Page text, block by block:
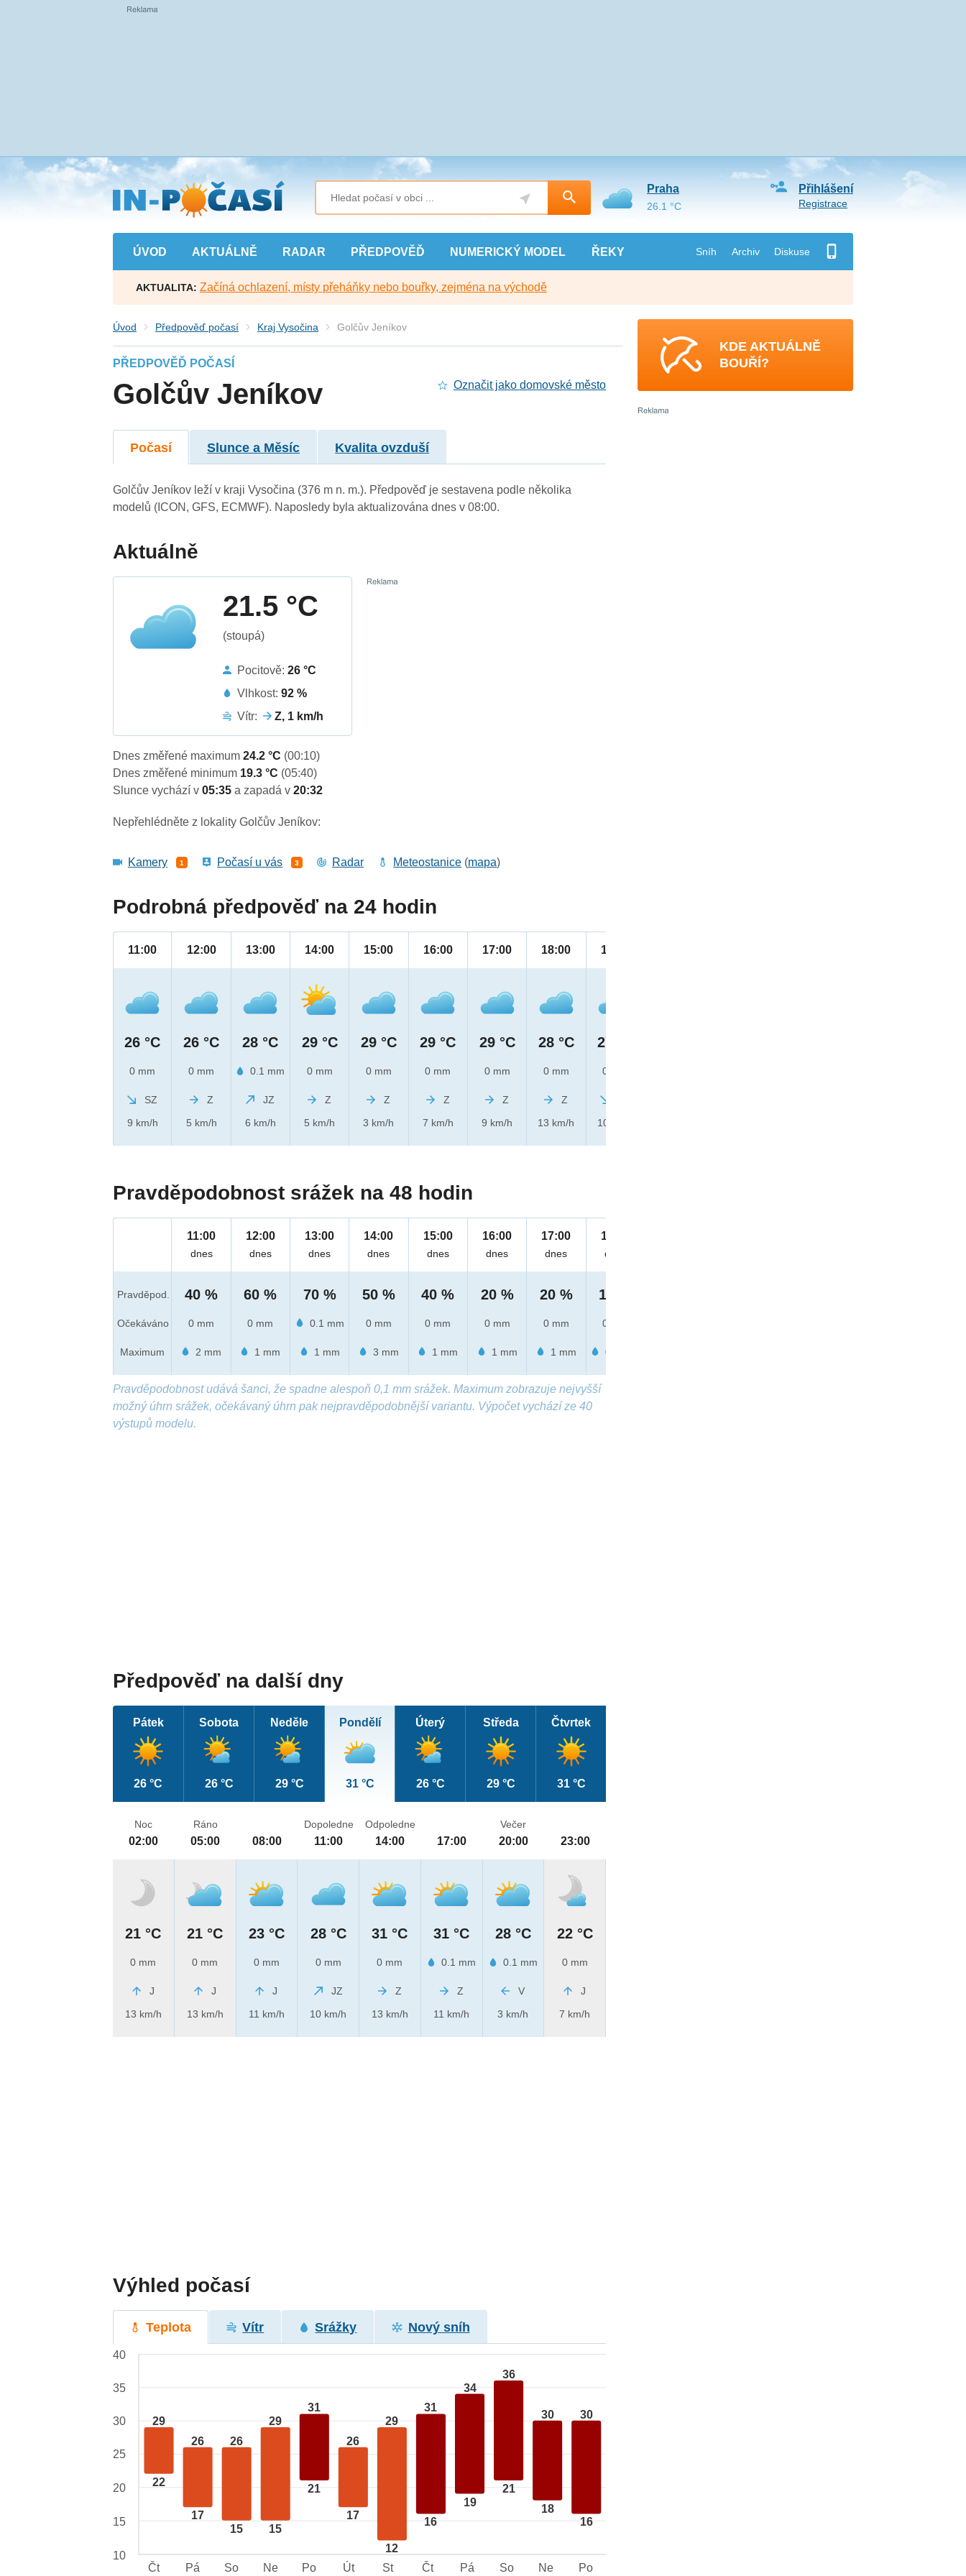
Přejít
na
hlavní
obsah
ÚVOD AKTUÁLNĚ RADAR PŘEDPOVĚĎ NUMERICKÝ MODEL ŘEKY Sníh Archiv Diskuse
Přihlášení
Registrace
Praha
26.1 °C
AKTUALITA: Začíná ochlazení, místy přeháňky nebo bouřky, zejména na východě
Úvod Předpověď počasí Kraj Vysočina Golčův Jeníkov
PŘEDPOVĚĎ POČASÍ
Golčův Jeníkov Označit jako domovské město
Počasí Slunce a Měsíc Kvalita ovzduší
Golčův Jeníkov leží v kraji Vysočina (376 m n. m.). Předpověď je sestavena podle několika
modelů (ICON, GFS, ECMWF). Naposledy byla aktualizována dnes v 08:00.
Aktuálně
21.5 °C
(stoupá)
Pocitově:26 °C
Vlhkost:92 %
Vítr:
Z, 1 km/h
Dnes změřené maximum24.2 °C (00:10)
Dnes změřené minimum 19.3 °C (05:40)
Slunce vychází v05:35a zapadá v20:32
Nepřehlédněte z lokality Golčův Jeníkov:
Kamery 1 Počasí u vás 3 Radar Meteostanice (mapa)
Podrobná předpověď na 24 hodin
11:00
26 °C
0 mm
SZ
9 km/h
12:00
26 °C
0 mm
Z
5 km/h
13:00
28 °C
0.1 mm
JZ
6 km/h
14:00
29 °C
0 mm
Z
5 km/h
15:00
29 °C
0 mm
Z
3 km/h
16:00
29 °C
0 mm
Z
7 km/h
17:00
29 °C
0 mm
Z
9 km/h
18:00
28 °C
0 mm
Z
13 km/h
19:00
27 °C
0 mm
10 km/h
Pravděpodobnost srážek na 48 hodin
Pravděpod.
Očekáváno
Maximum
11:00
dnes
40 %
0 mm
2 mm
12:00
dnes
60 %
0 mm
1 mm
13:00
dnes
70 %
0.1 mm
1 mm
14:00
dnes
50 %
0 mm
3 mm
15:00
dnes
40 %
0 mm
1 mm
16:00
dnes
20 %
0 mm
1 mm
17:00
dnes
20 %
0 mm
1 mm
18:00
dnes
10 %
0 mm
0.6 mm
Pravděpodobnost udává šanci, že spadne alespoň 0,1 mm srážek. Maximum zobrazuje nejvyšší
možný úhrn srážek, očekávaný úhrn pak nejpravděpodobnější variantu. Výpočet vychází ze 40
výstupů modelu.
Předpověď na další dny
Pátek
26 °C
Sobota
26 °C
Neděle
29 °C
Pondělí
31 °C
Úterý
26 °C
Středa
29 °C
Čtvrtek
31 °C
Noc
02:00
21 °C
0 mm
J
13 km/h
Ráno
05:00
21 °C
0 mm
J
13 km/h
08:00
23 °C
0 mm
J
11 km/h
Dopoledne
11:00
28 °C
0 mm
JZ
10 km/h
Odpoledne
14:00
31 °C
0 mm
Z
13 km/h
17:00
31 °C
0.1 mm
Z
11 km/h
Večer
20:00
28 °C
0.1 mm
V
3 km/h
23:00
22 °C
0 mm
J
7 km/h
Výhled počasí
Teplota Vítr Srážky Nový sníh
29
22
26
17
26
15
29
15
31
21
26
17
29
12
31
16
34
19
36
21
30
18
30
16
40
35
30
25
20
15
10
Čt
Pá So Ne Po Út St Čt Pá So Ne Po
KDE AKTUÁLNĚ
BOUŘÍ?